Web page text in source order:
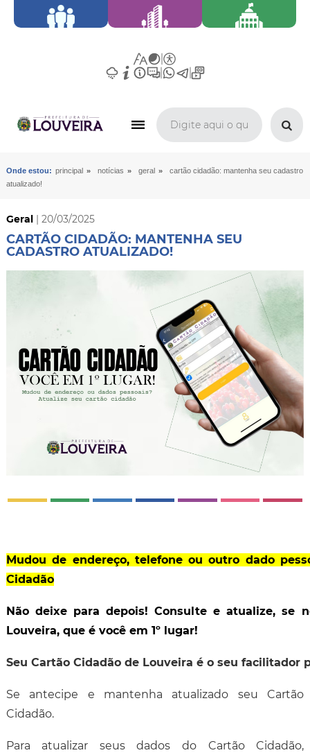
Onde estou: principal » notícias » geral »
cartão cidadão: mantenha seu cadastro
atualizado!
Geral| 20/03/2025
CARTÃO CIDADÃO: MANTENHA SEU
CADASTRO ATUALIZADO!
Mudou de endereço, telefone ou outro dado
Cidadão
Não deixe para depois! Consulte e atualize, se
Louveira, que é você em 1º lugar!
Seu Cartão Cidadão de Louveira é o seu facilitador
Se antecipe e mantenha atualizado seu Cartão
Cidadão.
Para atualizar seus dados do Cartão Cidadão,